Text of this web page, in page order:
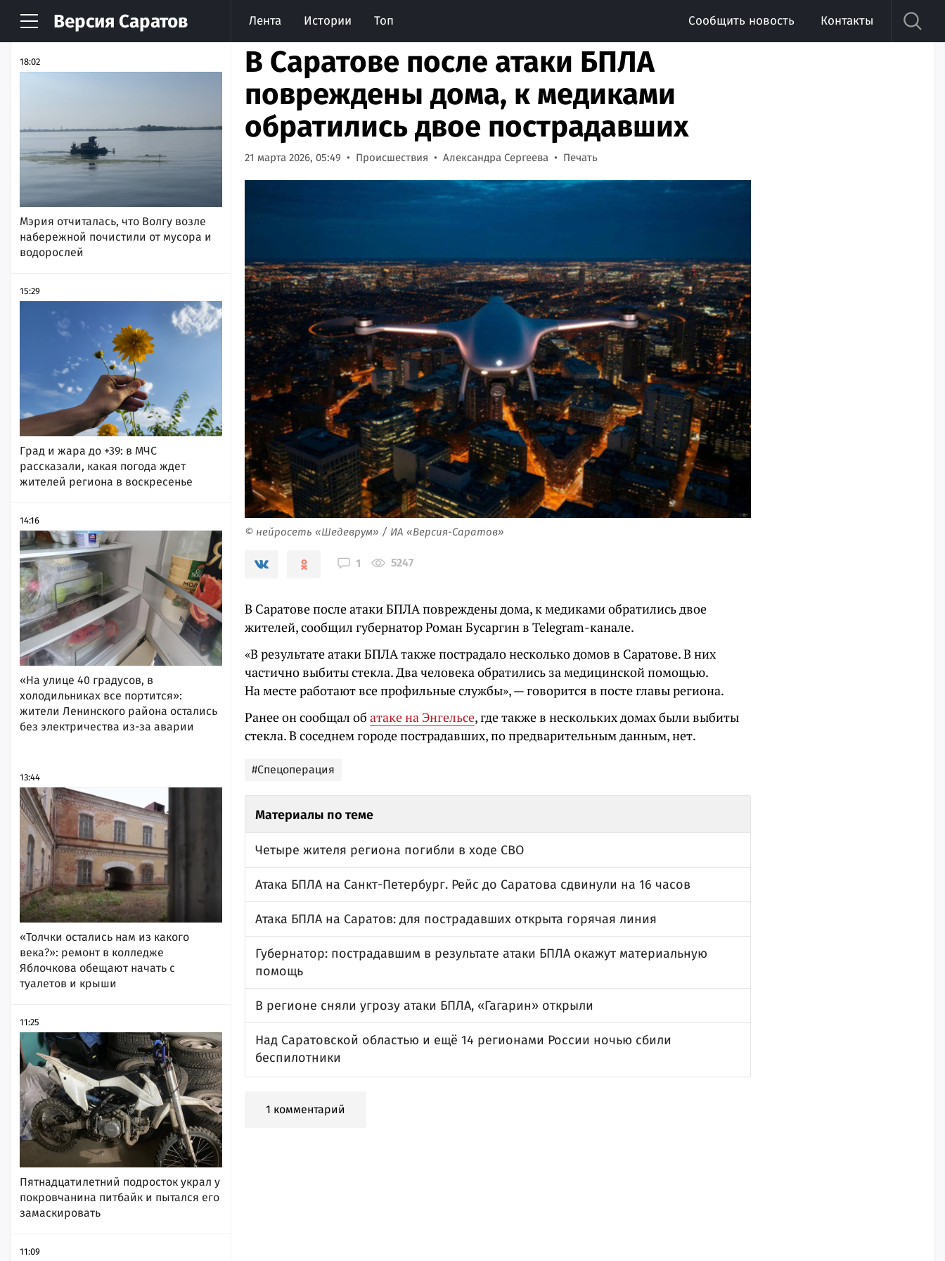
Версия Саратов Лента Истории Топ Сообщить новость Контакты
НОВОСТИ АРХИВ
18:02
Мэрия отчиталась, что Волгу возле
набережной почистили от мусора и
водорослей
15:29
Град и жара до +39: в МЧС
рассказали, какая погода ждет
жителей региона в воскресенье
14:16
«На улице 40 градусов, в
холодильниках все портится»:
жители Ленинского района остались
без электричества из-за аварии
13:44
«Толчки остались нам из какого
века?»: ремонт в колледже
Яблочкова обещают начать с
туалетов и крыши
11:25
Пятнадцатилетний подросток украл у
покровчанина питбайк и пытался его
замаскировать
11:09
В Саратове после атаки БПЛА
повреждены дома, к медиками
обратились двое пострадавших
21 марта 2026, 05:49 Происшествия Александра Сергеева Печать
© нейросеть «Шедеврум» / ИА «Версия-Саратов»
1 5247
В Саратове после атаки БПЛА повреждены дома, к медиками обратились двое
жителей, сообщил губернатор Роман Бусаргин в Telegram-канале.
«В результате атаки БПЛА также пострадало несколько домов в Саратове. В них
частично выбиты стекла. Два человека обратились за медицинской помощью.
На месте работают все профильные службы», — говорится в посте главы региона.
Ранее он сообщал об атаке на Энгельсе, где также в нескольких домах были выбиты
стекла. В соседнем городе пострадавших, по предварительным данным, нет.
#Спецоперация
Материалы по теме
Четыре жителя региона погибли в ходе СВО
Атака БПЛА на Санкт-Петербург. Рейс до Саратова сдвинули на 16 часов
Атака БПЛА на Саратов: для пострадавших открыта горячая линия
Губернатор: пострадавшим в результате атаки БПЛА окажут материальную
помощь
В регионе сняли угрозу атаки БПЛА, «Гагарин» открыли
Над Саратовской областью и ещё 14 регионами России ночью сбили
беспилотники
1 комментарий